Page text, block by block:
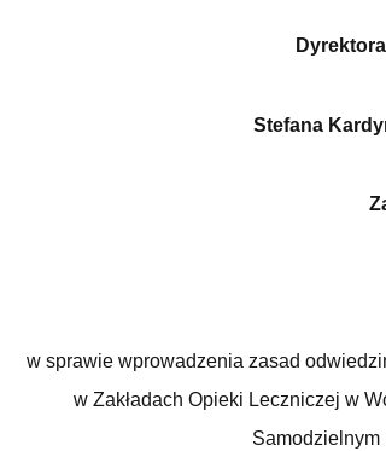
Stefana
w sprawie wprowadzenia zasad
w Zakładach Opieki Leczniczej w
Samodzielnym